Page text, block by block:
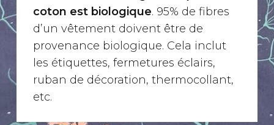
coton est biologique. 95% de fibres
d’un vêtement doivent être de
provenance biologique. Cela inclut
les étiquettes, fermetures éclairs,
ruban de décoration, thermocollant,
etc.